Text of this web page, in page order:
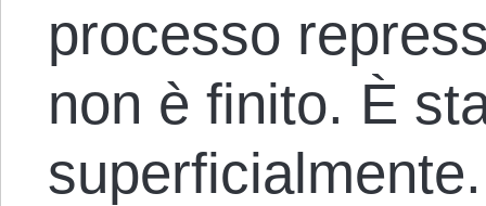
processo
non è finito. È